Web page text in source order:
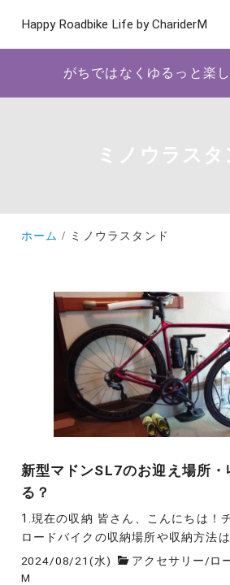
Happy Roadbike Life by ChariderM
がちではなくゆるっと楽
ミノウラスタ
ホーム ミノウラスタンド
新型マドンSL7のお迎え場所・
る？
1.現在の収納 皆さん、こんにちは！
ロードバイクの収納場所や収納方法
2024/08/21(水) アクセサリー/ロ
M